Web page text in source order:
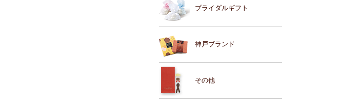
ブライダルギフト
神戸ブランド
その他